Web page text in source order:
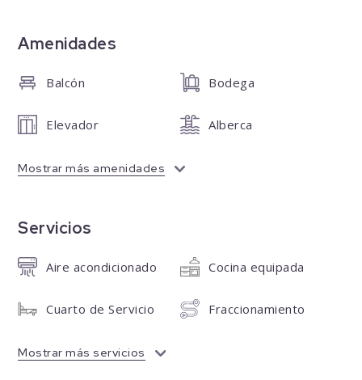
Amenidades
Balcón Bodega
Elevador Alberca
Mostrar más amenidades
Servicios
Aire acondicionado Cocina equipada
Cuarto de Servicio Fraccionamiento
Mostrar más servicios